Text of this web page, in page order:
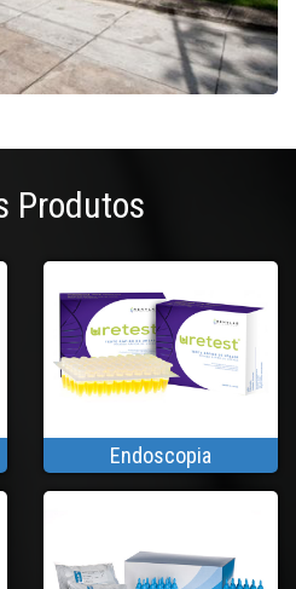
Produtos
Endoscopia